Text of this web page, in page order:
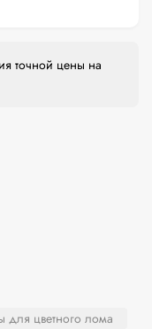
точной цены на
для цветного лома